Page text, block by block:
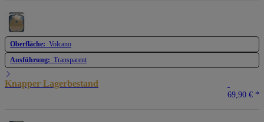
Oberfläche: Volcano
Ausführung: Transparent
Knapper Lagerbestand
69,90 € *